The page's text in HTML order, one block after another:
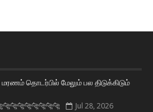
தொடர்பில் மேலும் பல திடுக்கிடும்
Jul 28, 2026